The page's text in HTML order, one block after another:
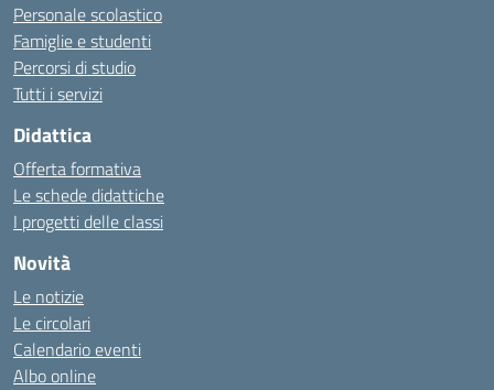
Personale scolastico
Famiglie e studenti
Percorsi di studio
Tutti i servizi
Didattica
Offerta formativa
Le schede didattiche
I progetti delle classi
Novità
Le notizie
Le circolari
Calendario eventi
Albo online